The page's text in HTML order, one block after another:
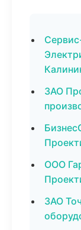
ЗАО
ООО
ЗАО